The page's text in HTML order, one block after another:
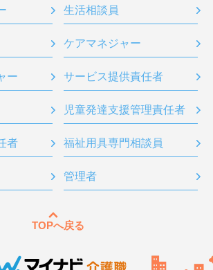
生活相談員
ケアマネジャー
ー サービス提供責任者
児童発達支援管理責任者
者 福祉用具専門相談員
管理者
TOPへ戻る